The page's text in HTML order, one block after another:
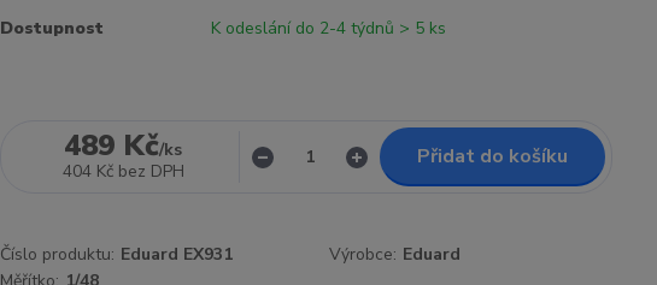
Dostupnost K odeslání do 2-4 týdnů > 5 ks
489 Kč/ks
404 Kč bez DPH
Přidat do košíku
Číslo produktu: Eduard EX931 Výrobce: Eduard